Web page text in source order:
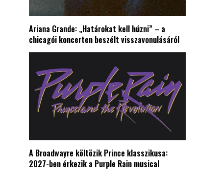
Ariana Grande: „Határokat kell húzni” – a
chicagói koncerten beszélt visszavonulásáról
A Broadwayre költözik Prince klasszikusa:
2027-ben érkezik a Purple Rain musical